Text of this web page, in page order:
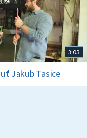
3:03
Jakub Tasice